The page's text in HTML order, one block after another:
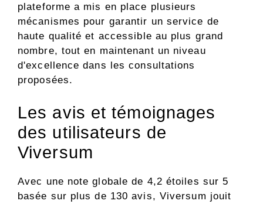
plateforme a mis en place plusieurs
mécanismes pour garantir un service de
haute qualité et accessible au plus grand
nombre, tout en maintenant un niveau
d'excellence dans les consultations
proposées.
Les avis et témoignages
des utilisateurs de
Viversum
Avec une note globale de 4,2 étoiles sur 5
basée sur plus de 130 avis, Viversum jouit